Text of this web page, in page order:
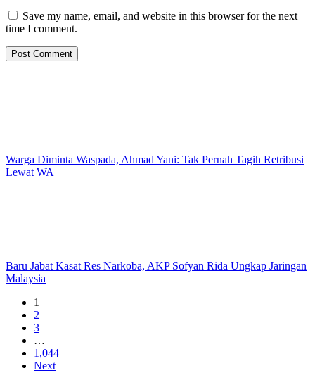
Save my name, email, and website in this browser for the next
time I comment.
Warga Diminta Waspada, Ahmad Yani: Tak Pernah Tagih Retribusi
Lewat WA
Baru Jabat Kasat Res Narkoba, AKP Sofyan Rida Ungkap Jaringan
Malaysia
1
2
3
…
1,044
Next